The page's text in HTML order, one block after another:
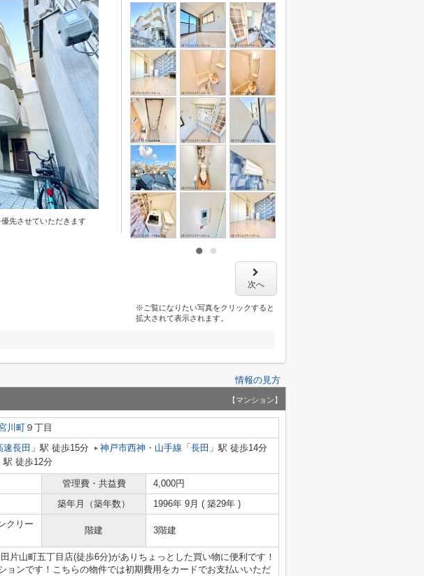
先させていただきます
次へ
※ご覧になりたい写真をクリックすると
拡大されて表示されます。
情報の見方
【マンション】
川町 ９丁目
速長田 」駅 徒歩15分 神戸市西神・山手線 「 長田 」駅 徒歩14分
駅 徒歩12分
管理費・共益費
4,000円
築年月（築年数） 1996年 9月 ( 築29年 )
クリー
階建 3階建
片山町五丁目店(徒歩6分)がありちょっとした買い物に便利です！
ョンです！こちらの物件では初期費用をカードでお支払いいただ